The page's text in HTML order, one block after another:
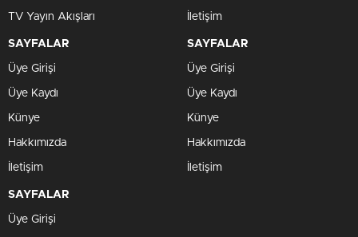
TV Yayın Akışları İletişim
SAYFALAR
Üye Girişi
Üye Kaydı
Künye
Hakkımızda
İletişim
SAYFALAR
Üye Girişi
Üye Kaydı
Künye
Hakkımızda
İletişim
SAYFALAR
Üye Girişi